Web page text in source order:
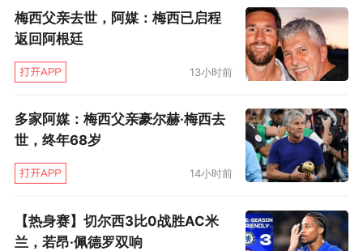
发来祝福。瑞士网球名将、五届大满贯单打冠军
得主玛蒂娜·辛吉斯，前世界第一莱顿·休伊特，以
及卡斯珀·鲁德、本·谢尔顿、戴安娜·施耐德等国
际顶尖选手，在镜头前分享了YONEX装备在职业
生涯中的陪伴，从球拍到球鞋，这些装备帮助他
们在大满贯赛场上发挥出更好的水平。
国内球员朱琳、李晓辉、王曦雨、布云朝克特也
通过视频表达了对YONEX 80周年的美好祝愿。
梅西父亲去世，阿媒：梅西已启程
返回阿根廷
13小时前
多家阿媒：梅西父亲豪尔赫·梅西去
世，终年68岁
14小时前
【热身赛】切尔西3比0战胜AC米
兰，若昂·佩德罗双响